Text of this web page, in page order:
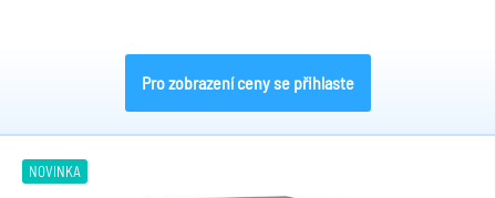
Pro zobrazení ceny se přihlaste
NOVINKA